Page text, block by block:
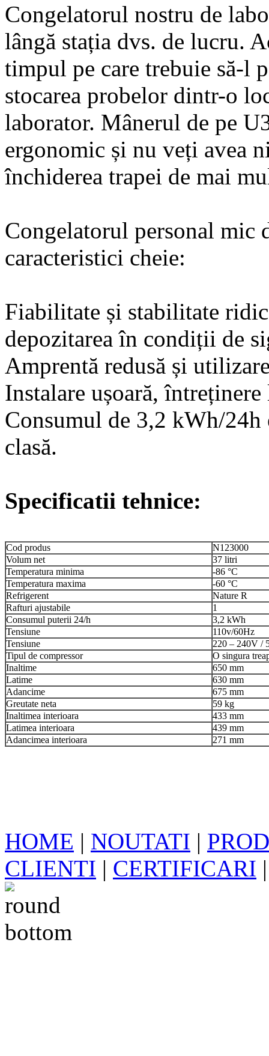
Congelatorul nostru de
lângă stația dvs. de lucru.
timpul pe care trebuie să-l
stocarea probelor dintr-o
laborator. Mânerul de pe
ergonomic și nu veți avea
închiderea trapei de mai
Congelatorul personal mic
caracteristici cheie:
Fiabilitate și stabilitate
depozitarea în condiții de
Amprentă redusă și
Instalare ușoară,
Consumul de 3,2 kWh/24h
clasă.
Specificatii tehnice:
Cod produs
N123000
Volum net
37 litri
Temperatura minima
-86 °C
Temperatura maxima
-60 °C
Refrigerent
Nature R
Rafturi ajustabile
1
Consumul puterii 24/h
3,2 kWh
Tensiune
110v/60Hz
Tensiune
220 – 240V /
Tipul de compressor
O singura
Inaltime
650 mm
Latime
630 mm
Adancime
675 mm
Greutate neta
59 kg
Inaltimea interioara
433 mm
Latimea interioara
439 mm
Adancimea interioara
271 mm
HOME | NOUTATI |
CLIENTI | CERTIFICARI